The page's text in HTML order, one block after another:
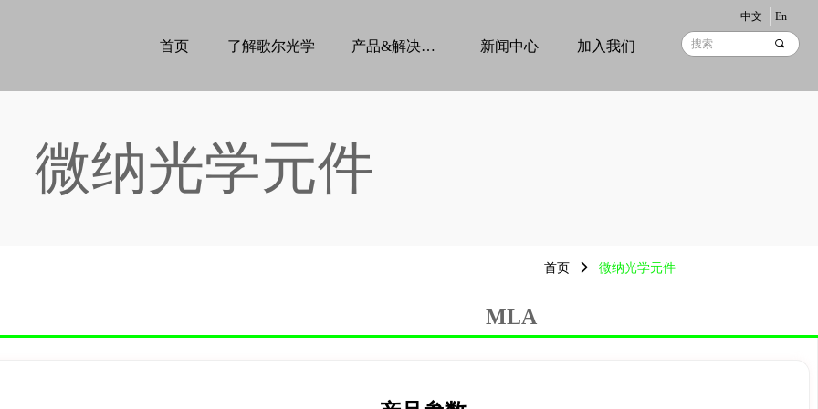
中文 En
끠
首页 了解歌尔光学 产品&解决方案 新闻中心 加入我们
首页 넲 微纳光学元件
MLA
微纳光学元件